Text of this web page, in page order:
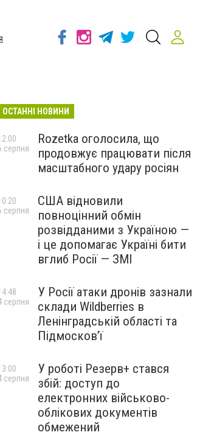
ОСТАННІ НОВИНИ
Rozetka оголосила, що
продовжує працювати після
масштабного удару росіян
серпня
США відновили
повноцінний обмін
розвідданими з Україною —
і це допомагає Україні бити
вглиб Росії — ЗМІ
серпня
У Росії атаки дронів зазнали
склади Wildberries в
Ленінградській області та
Підмосков’ї
серпня
У роботі Резерв+ стався
збій: доступ до
електронних військово-
облікових документів
обмежений
серпня